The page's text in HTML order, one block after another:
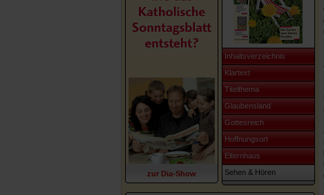
zur Dia-Show
Inhaltsverzeichnis
Klartext
Titelthema
Glaubensland
Gottesreich
Hoffnungsort
Elternhaus
Sehen & Hören